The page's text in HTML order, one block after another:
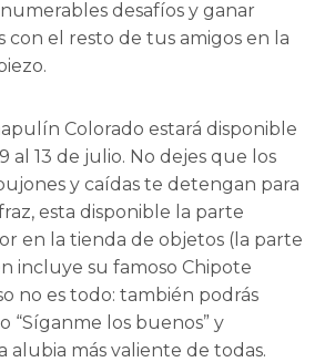
desafíos y ganar
con el resto de tus amigos en la
Colorado estará disponible
al 13 de julio. No dejes que los
y caídas te detengan para
esta disponible la parte
en la tienda de objetos (la parte
incluye su famoso Chipote
no es todo: también podrás
“Síganme los buenos” y
alubia más valiente de todas.